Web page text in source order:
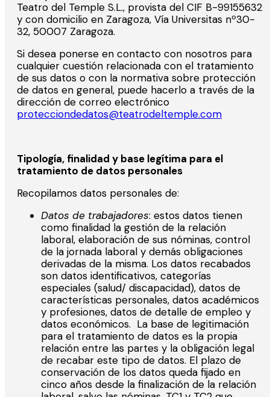
Teatro del Temple S.L., provista del CIF B-99155632
y con domicilio en Zaragoza, Vía Universitas nº30-
32, 50007 Zaragoza.
Si desea ponerse en contacto con nosotros para
cualquier cuestión relacionada con el tratamiento
de sus datos o con la normativa sobre protección
de datos en general, puede hacerlo a través de la
dirección de correo electrónico
protecciondedatos@teatrodeltemple.com
Tipología, finalidad y base legítima para el
tratamiento de datos personales
Recopilamos datos personales de:
Datos de trabajadores: estos datos tienen
como finalidad la gestión de la relación
laboral, elaboración de sus nóminas, control
de la jornada laboral y demás obligaciones
derivadas de la misma. Los datos recabados
son datos identificativos, categorías
especiales (salud/ discapacidad), datos de
características personales, datos académicos
y profesiones, datos de detalle de empleo y
datos económicos. La base de legitimación
para el tratamiento de datos es la propia
relación entre las partes y la obligación legal
de recabar este tipo de datos. El plazo de
conservación de los datos queda fijado en
cinco años desde la finalización de la relación